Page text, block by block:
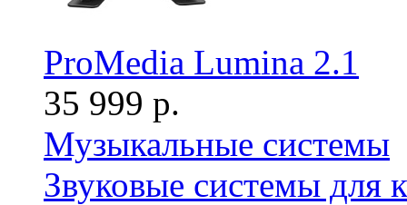
ProMedia Lumina 2.1
35 999 р.
Музыкальные системы
Звуковые системы для